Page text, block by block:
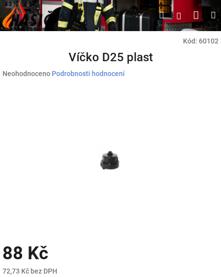
Přejít
na
obsah
HledatPřihlášení
Kód: 60102
Víčko D25 plast
Průměrné
Neohodnoceno Podrobnosti hodnocení
88 Kč
72,73 Kč bez DPH